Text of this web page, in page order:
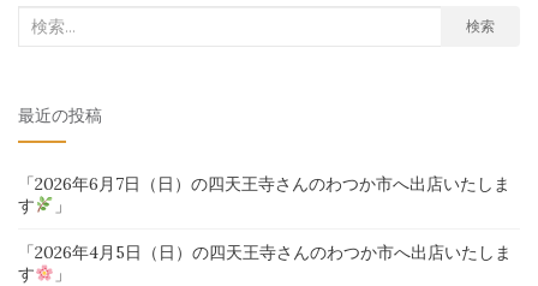
検
象:
検索
最近の投稿
「2026年6月7日（日）の四天王寺さんのわつか市へ出店いたしま
す
」
「2026年4月5日（日）の四天王寺さんのわつか市へ出店いたしま
す
」